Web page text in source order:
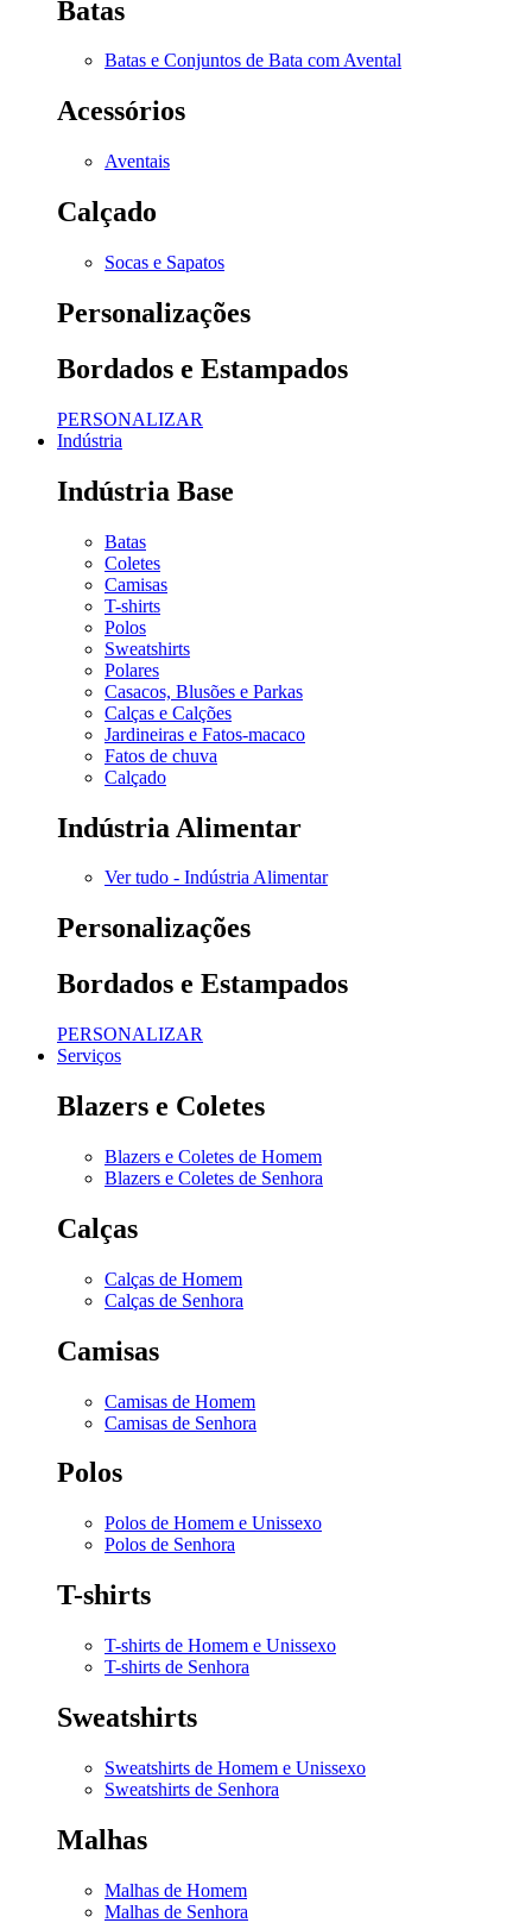
Batas
Batas e Conjuntos de Bata com Avental
Acessórios
Aventais
Calçado
Socas e Sapatos
Personalizações
Bordados e Estampados
PERSONALIZAR
Indústria
Indústria Base
Batas
Coletes
Camisas
T-shirts
Polos
Sweatshirts
Polares
Casacos, Blusões e Parkas
Calças e Calções
Jardineiras e Fatos-macaco
Fatos de chuva
Calçado
Indústria Alimentar
Ver tudo - Indústria Alimentar
Personalizações
Bordados e Estampados
PERSONALIZAR
Serviços
Blazers e Coletes
Blazers e Coletes de Homem
Blazers e Coletes de Senhora
Calças
Calças de Homem
Calças de Senhora
Camisas
Camisas de Homem
Camisas de Senhora
Polos
Polos de Homem e Unissexo
Polos de Senhora
T-shirts
T-shirts de Homem e Unissexo
T-shirts de Senhora
Sweatshirts
Sweatshirts de Homem e Unissexo
Sweatshirts de Senhora
Malhas
Malhas de Homem
Malhas de Senhora